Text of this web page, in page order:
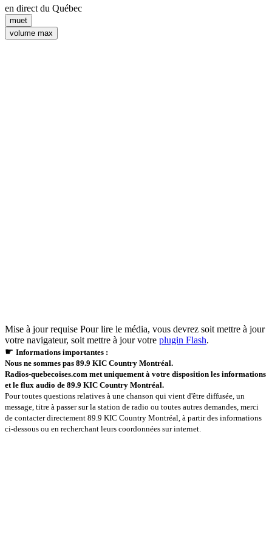
en direct du Québec
muet
volume max
Mise à jour requise Pour lire le média, vous devrez soit mettre à jour
votre navigateur, soit mettre à jour votre plugin Flash.
☛ Informations importantes :
Nous ne sommes pas 89.9 KIC Country Montréal.
Radios-quebecoises.com met uniquement à votre disposition les informations
et le flux audio de 89.9 KIC Country Montréal.
Pour toutes questions relatives à une chanson qui vient d'être diffusée, un
message, titre à passer sur la station de radio ou toutes autres demandes, merci
de contacter directement 89.9 KIC Country Montréal, à partir des informations
ci-dessous ou en recherchant leurs coordonnées sur internet.